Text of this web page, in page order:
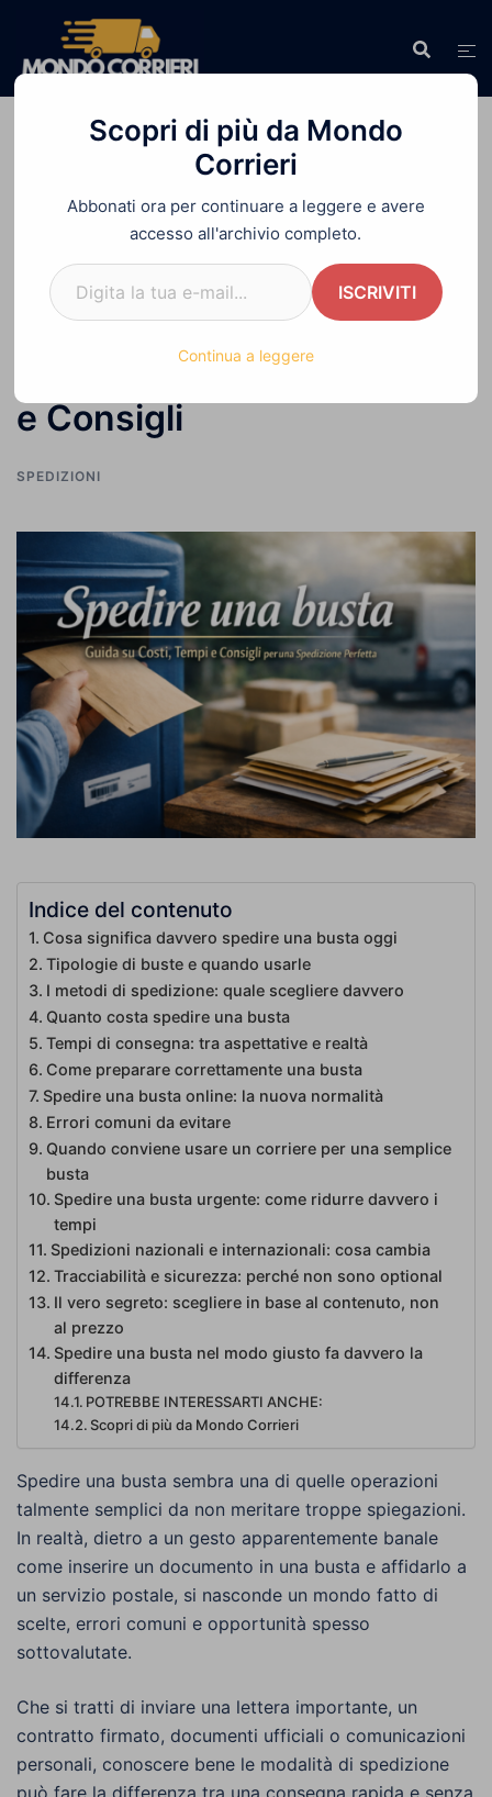
contenuto
Home»Spedire una Busta | Guida Completa
tra Costi, Tempi e Consigli
Spedire una Busta | Guida
Completa tra Costi, Tempi
e Consigli
SPEDIZIONI
Indice del contenuto
Cosa significa davvero spedire una busta oggi
Tipologie di buste e quando usarle
I metodi di spedizione: quale scegliere davvero
Quanto costa spedire una busta
Tempi di consegna: tra aspettative e realtà
Come preparare correttamente una busta
Spedire una busta online: la nuova normalità
Errori comuni da evitare
Quando conviene usare un corriere per una semplice
busta
Spedire una busta urgente: come ridurre davvero i
tempi
Spedizioni nazionali e internazionali: cosa cambia
Tracciabilità e sicurezza: perché non sono optional
Il vero segreto: scegliere in base al contenuto, non
al prezzo
Spedire una busta nel modo giusto fa davvero la
differenza
POTREBBE INTERESSARTI ANCHE:
Scopri di più da Mondo Corrieri
Spedire una busta sembra una di quelle operazioni
talmente semplici da non meritare troppe spiegazioni.
In realtà, dietro a un gesto apparentemente banale
come inserire un documento in una busta e affidarlo a
un servizio postale, si nasconde un mondo fatto di
scelte, errori comuni e opportunità spesso
sottovalutate.
Che si tratti di inviare una lettera importante, un
contratto firmato, documenti ufficiali o comunicazioni
personali, conoscere bene le modalità di spedizione
può fare la differenza tra una consegna rapida e senza
Scopri di più da Mondo
Corrieri
Abbonati ora per continuare a leggere e avere
accesso all'archivio completo.
Digita la tua e-mail...
ISCRIVITI
Continua a leggere